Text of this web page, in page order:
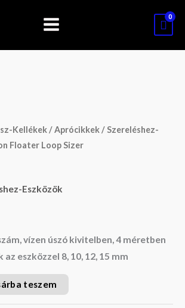
Kellékek/Aprócikkek/Szereléshez-
Floater Loop Sizer
Eszközök
vízen úszó kivitelben, 4 méretben
eszközzel 8, 10, 12, 15 mm
teszem